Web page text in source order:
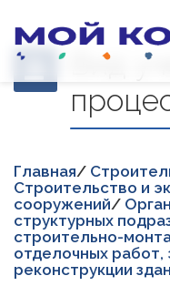
Вид
Главная/
Строительство и
сооружений/
структурных
строительно-
отделочных работ,
реконструкции